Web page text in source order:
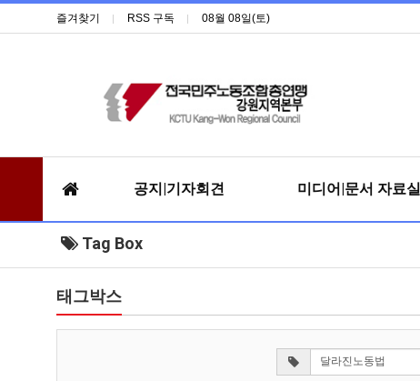
즐겨찾기 RSS 구독 08월 08일(토)
공지|기자회견 미디어|문서 자료실
Tag Box
태그박스